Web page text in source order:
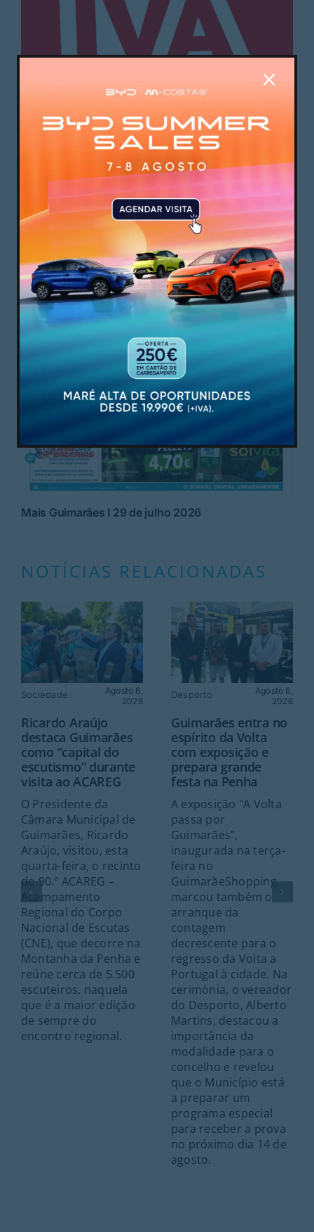
Mais Guimarães I 29 de julho 2026
NOTÍCIAS RELACIONADAS
Sociedade
Agosto 6,
2026
Ricardo Araújo
destaca Guimarães
como “capital do
escutismo” durante
visita ao ACAREG
O Presidente da
Câmara Municipal de
Guimarães, Ricardo
Araújo, visitou, esta
quarta-feira, o recinto
do 90.º ACAREG –
Acampamento
Regional do Corpo
Nacional de Escutas
(CNE), que decorre na
Montanha da Penha e
reúne cerca de 5.500
escuteiros, naquela
que é a maior edição
de sempre do
encontro regional.
Desporto
Agosto 6,
2026
Guimarães entra no
espírito da Volta
com exposição e
prepara grande
festa na Penha
A exposição "A Volta
passa por
Guimarães",
inaugurada na terça-
feira no
GuimarãeShopping,
marcou também o
arranque da
contagem
decrescente para o
regresso da Volta a
Portugal à cidade. Na
cerimónia, o vereador
do Desporto, Alberto
Martins, destacou a
importância da
modalidade para o
concelho e revelou
que o Município está
a preparar um
programa especial
para receber a prova
no próximo dia 14 de
agosto.